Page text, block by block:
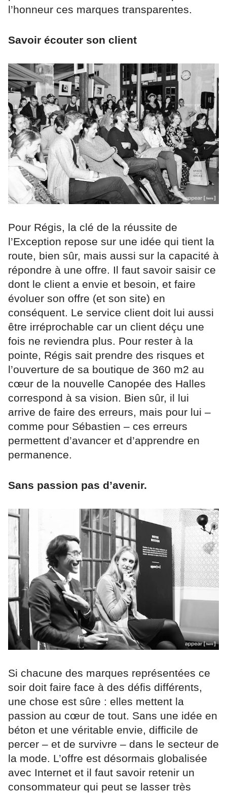
l’honneur ces marques transparentes.
Savoir écouter son client
Pour Régis, la clé de la réussite de
l’Exception repose sur une idée qui tient la
route, bien sûr, mais aussi sur la capacité à
répondre à une offre. Il faut savoir saisir ce
dont le client a envie et besoin, et faire
évoluer son offre (et son site) en
conséquent. Le service client doit lui aussi
être irréprochable car un client déçu une
fois ne reviendra plus. Pour rester à la
pointe, Régis sait prendre des risques et
l’ouverture de sa boutique de 360 m2 au
cœur de la nouvelle Canopée des Halles
correspond à sa vision. Bien sûr, il lui
arrive de faire des erreurs, mais pour lui –
comme pour Sébastien – ces erreurs
permettent d’avancer et d’apprendre en
permanence.
Sans passion pas d’avenir.
Si chacune des marques représentées ce
soir doit faire face à des défis différents,
une chose est sûre : elles mettent la
passion au cœur de tout. Sans une idée en
béton et une véritable envie, difficile de
percer – et de survivre – dans le secteur de
la mode. L’offre est désormais globalisée
avec Internet et il faut savoir retenir un
consommateur qui peut se lasser très